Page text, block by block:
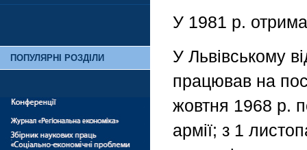
ПОПУЛЯРНІ РОЗДІЛИ
У 1981 р.
У Львівському
працював на
жовтня 1968 р.
армії; з 1